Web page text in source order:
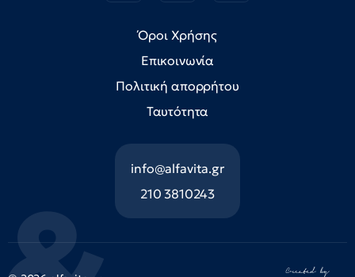
Όροι Χρήσης
Επικοινωνία
Πολιτική απορρήτου
Ταυτότητα
info@alfavita.gr
210 3810243